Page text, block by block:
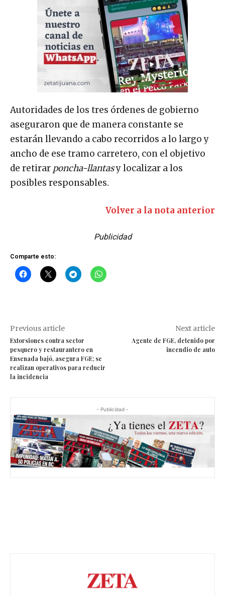
Autoridades de los tres órdenes de gobierno
aseguraron que de manera constante se
estarán llevando a cabo recorridos a lo largo y
ancho de ese tramo carretero, con el objetivo
de retirar poncha-llantasy localizar a los
posibles responsables.
Volver a la nota anterior
Publicidad
Comparte esto:
Previous article
Extorsiones contra sector
pesquero y restaurantero en
Ensenada bajó, asegura FGE; se
realizan operativos para reducir
la incidencia
Next article
Agente de FGE, detenido por
incendio de auto
- Publicidad -